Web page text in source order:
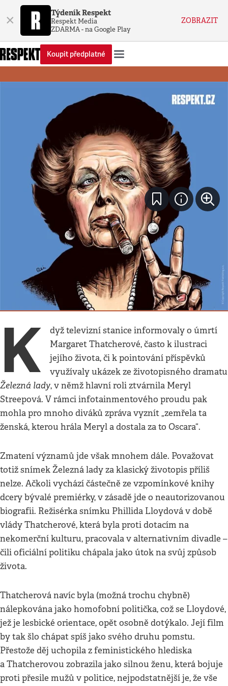
× Týdeník Respekt
Respekt Media
ZDARMA - na Google Play
ZOBRAZIT
Koupit předplatné
14. 4. 2013•2minuty
Zemřela ta ženská, co ji
hrála Meryl
Kamil Fila
K
dyž televizní stanice informovaly o úmrtí
Margaret Thatcherové, často k ilustraci
jejího života, či k pointování příspěvků
využívaly ukázek ze životopisného dramatu
Železná lady, v němž hlavní roli ztvárnila Meryl
Streepová. V rámci infotainmentového proudu pak
mohla pro mnoho diváků zpráva vyznít „zemřela ta
ženská, kterou hrála Meryl a dostala za to Oscara“.
Zmatení významů jde však mnohem dále. Považovat
totiž snímek Železná lady za klasický životopis příliš
nelze. Ačkoli vychází částečně ze vzpomínkové knihy
dcery bývalé premiérky, v zásadě jde o neautorizovanou
biografii. Režisérka snímku Phillida Lloydová v době
vlády Thatcherové, která byla proti dotacím na
nekomerční kulturu, pracovala v alternativním divadle –
čili oficiální politiku chápala jako útok na svůj způsob
života.
Thatcherová navíc byla (možná trochu chybně)
nálepkována jako homofobní politička, což se Lloydové,
jež je lesbické orientace, opět osobně dotýkalo. Její film
by tak šlo chápat spíš jako svého druhu pomstu.
Přestože děj uchopila z feministického hlediska
a Thatcherovou zobrazila jako silnou ženu, která bojuje
proti přesile mužů v politice, nejpodstatnější je, že vše